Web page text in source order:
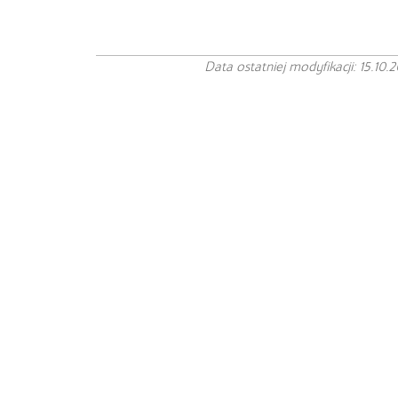
Data ostatniej modyfikacji: